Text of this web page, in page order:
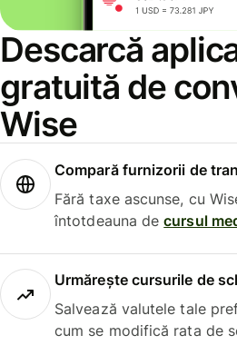
Descarcă
gratuită de
Wise
Compară furnizorii de
Fără taxe ascunse, cu
întotdeauna decursul
Urmărește cursurile de
Salvează valutele tale
cum se modifică rata de